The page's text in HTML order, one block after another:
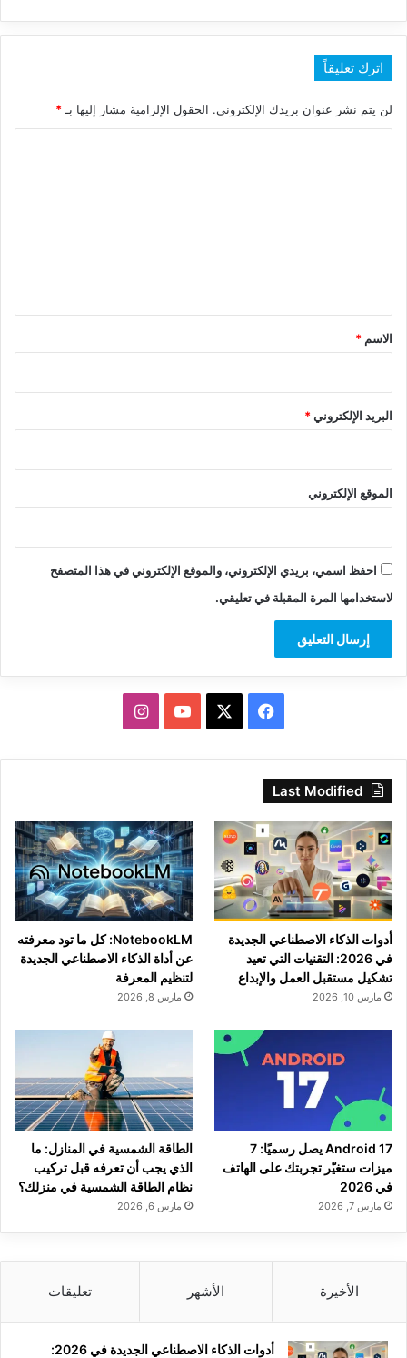
اترك تعليقاً
لن يتم نشر عنوان بريدك الإلكتروني. الحقول الإلزامية مشار إليها بـ *
*
الاسم *
البريد الإلكتروني*
الموقع الإلكتروني
احفظ اسمي، بريدي الإلكتروني، والموقع الإلكتروني في هذا المتصفح
لاستخدامها المرة المقبلة في تعليقي.
فيسبوك ‫YouTubeانستقرام
Last Modified
أدوات الذكاء الاصطناعي الجديدة
في 2026: التقنيات التي تعيد
تشكيل مستقبل العمل والإبداع
مارس 10, 2026
NotebookLM: كل ما تود معرفته
عن أداة الذكاء الاصطناعي الجديدة
لتنظيم المعرفة
مارس 8, 2026
Android 17 يصل رسميًا: 7
ميزات ستغيّر تجربتك على الهاتف
في 2026
مارس 7, 2026
الطاقة الشمسية في المنازل: ما
الذي يجب أن تعرفه قبل تركيب
نظام الطاقة الشمسية في منزلك؟
مارس 6, 2026
الأخيرة الأشهر تعليقات
أدوات الذكاء الاصطناعي الجديدة في 2026: